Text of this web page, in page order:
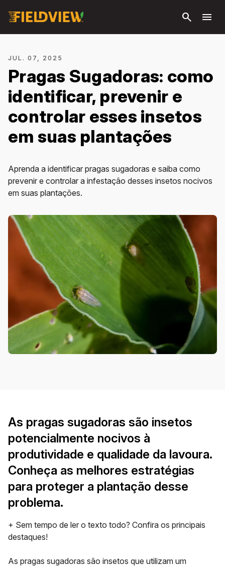
principal
search menu
JUL. 07, 2025
Pragas Sugadoras: como
identificar, prevenir e
controlar esses insetos
em suas plantações
Aprenda a identificar pragas sugadoras e saiba como
prevenir e controlar a infestação desses insetos nocivos
em suas plantações.
As pragas sugadoras são insetos
potencialmente nocivos à
produtividade e qualidade da lavoura.
Conheça as melhores estratégias
para proteger a plantação desse
problema.
+ Sem tempo de ler o texto todo? Confira os principais
destaques!
As pragas sugadoras são insetos que utilizam um